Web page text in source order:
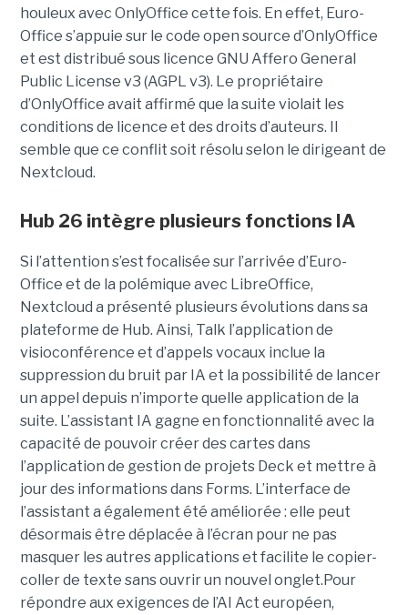
houleux avec OnlyOffice cette fois. En effet, Euro-
Office s’appuie sur le code open source d’OnlyOffice
et est distribué sous licence GNU Affero General
Public License v3 (AGPL v3). Le propriétaire
d’OnlyOffice avait affirmé que la suite violait les
conditions de licence et des droits d’auteurs. Il
semble que ce conflit soit résolu selon le dirigeant de
Nextcloud.
Hub 26 intègre plusieurs fonctions IA
Si l’attention s’est focalisée sur l’arrivée d’Euro-
Office et de la polémique avec LibreOffice,
Nextcloud a présenté plusieurs évolutions dans sa
plateforme de Hub. Ainsi, Talk l’application de
visioconférence et d’appels vocaux inclue la
suppression du bruit par IA et la possibilité de lancer
un appel depuis n’importe quelle application de la
suite. L’assistant IA gagne en fonctionnalité avec la
capacité de pouvoir créer des cartes dans
l’application de gestion de projets Deck et mettre à
jour des informations dans Forms. L’interface de
l’assistant a également été améliorée : elle peut
désormais être déplacée à l’écran pour ne pas
masquer les autres applications et facilite le copier-
coller de texte sans ouvrir un nouvel onglet.Pour
répondre aux exigences de l’AI Act européen,